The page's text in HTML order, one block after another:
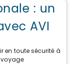
: un
AVI
en toute sécurité à
voyage